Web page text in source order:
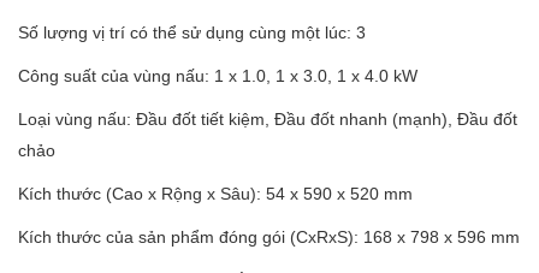
Số lượng vị trí có thể sử dụng cùng một lúc: 3
Công suất của vùng nấu: 1 x 1.0, 1 x 3.0, 1 x 4.0 kW
Loại vùng nấu: Đầu đốt tiết kiệm, Đầu đốt nhanh (mạnh), Đầu đốt
chảo
Kích thước (Cao x Rộng x Sâu): 54 x 590 x 520 mm
Kích thước của sản phẩm đóng gói (CxRxS): 168 x 798 x 596 mm